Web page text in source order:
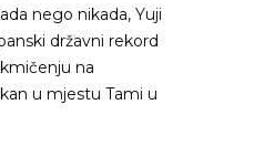
nego nikada, Yuji
državni rekord
na
u mjestu Tami u